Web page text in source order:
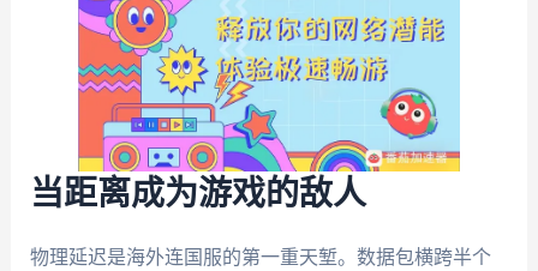
当距离成为游戏的敌人
物理延迟是海外连国服的第一重天堑。数据包横跨半个